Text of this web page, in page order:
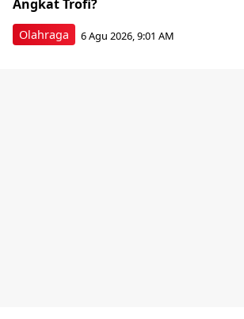
Olahraga
Angkat Trofi?
6 Agu 2026, 9:01 AM